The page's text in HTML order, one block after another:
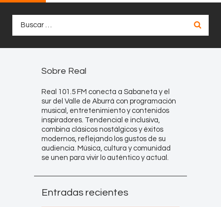
Sobre Real
Real 101.5 FM conecta a Sabaneta y el
sur del Valle de Aburrá con programación
musical, entretenimiento y contenidos
inspiradores. Tendencial e inclusiva,
combina clásicos nostálgicos y éxitos
modernos, reflejando los gustos de su
audiencia. Música, cultura y comunidad
se unen para vivir lo auténtico y actual.
Entradas recientes